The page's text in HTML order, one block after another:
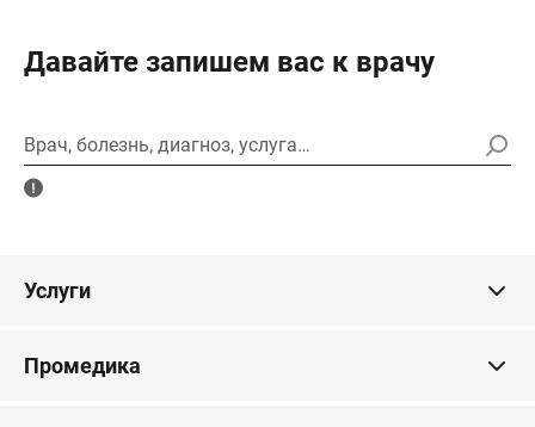
Давайте запишем вас к врачу
Врач, болезнь, диагноз, услуга…
Услуги
Промедика